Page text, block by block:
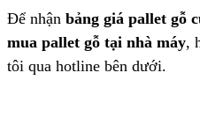
Để nhận bảng giá pallet gỗ
mua pallet gỗ tại nhà máy,
tôi qua hotline bên dưới.